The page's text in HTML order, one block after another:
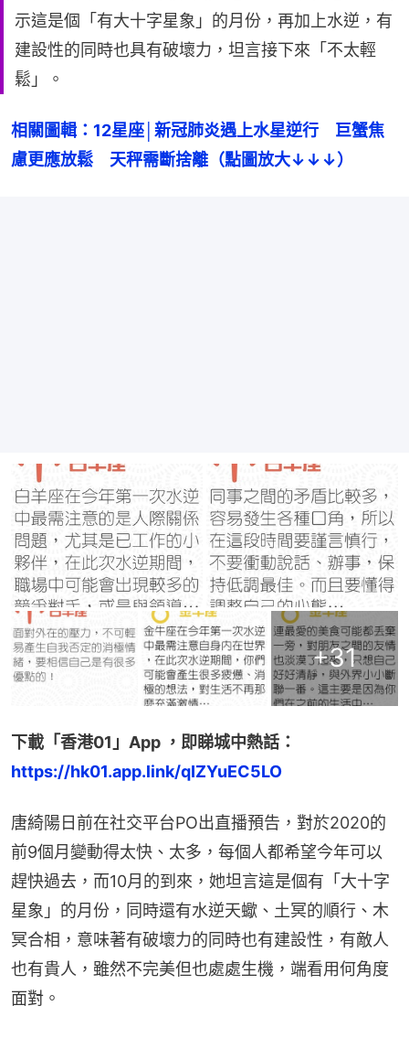
示這是個「有大十字星象」的月份，再加上水逆，有
建設性的同時也具有破壞力，坦言接下來「不太輕
鬆」。
相關圖輯：12星座│新冠肺炎遇上水星逆行　巨蟹焦
慮更應放鬆　天秤需斷捨離（點圖放大↓↓↓）
+31
下載「香港01」App ，即睇城中熱話：
https://hk01.app.link/qIZYuEC5LO
唐綺陽日前在社交平台PO出直播預告，對於2020的
前9個月變動得太快、太多，每個人都希望今年可以
趕快過去，而10月的到來，她坦言這是個有「大十字
星象」的月份，同時還有水逆天蠍、土冥的順行、木
冥合相，意味著有破壞力的同時也有建設性，有敵人
也有貴人，雖然不完美但也處處生機，端看用何角度
面對。